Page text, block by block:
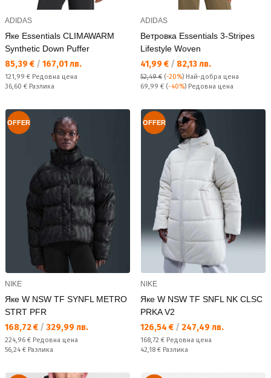
ADIDAS
Яке Essentials CLIMAWARM
Synthetic Down Puffer
Текуща цена:
85,39 € / 167,01 лв.
Редовна цена:
121,99 € Редовна цена
Спестявате:
36,60 € Разлика
ADIDAS
Ветровка Essentials 3-Stripes
Lifestyle Woven
Текуща цена:
41,99 € / 82,13 лв.
52,49 € (-20%) Най-добра цена
Редовна цена:
69,99 € (-40%) Редовна цена
OFFER
NIKE
Яке W NSW TF SYNFL METRO
STRT PFR
Текуща цена:
168,72 € / 329,99 лв.
Редовна цена:
224,96 € Редовна цена
Спестявате:
56,24 € Разлика
OFFER
NIKE
Яке W NSW TF SNFL NK CLSC
PRKA V2
Текуща цена:
126,54 € / 247,49 лв.
Редовна цена:
168,72 € Редовна цена
Спестявате:
42,18 € Разлика